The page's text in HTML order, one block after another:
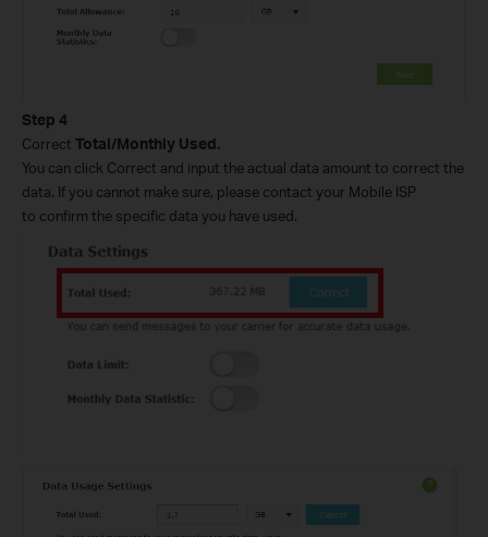
Step 4
Correct Total/Monthly Used.
You can click Correct and input the actual data amount to correct the
data. If you cannot make sure, please contact your Mobile ISP
to confirm the specific data you have used.